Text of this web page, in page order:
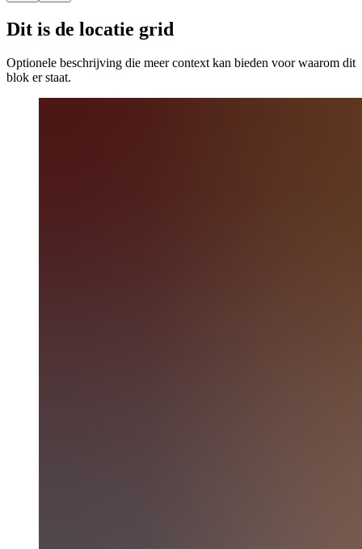
Dit is de locatie grid
Optionele beschrijving die meer context kan bieden voor waarom dit
blok er staat.